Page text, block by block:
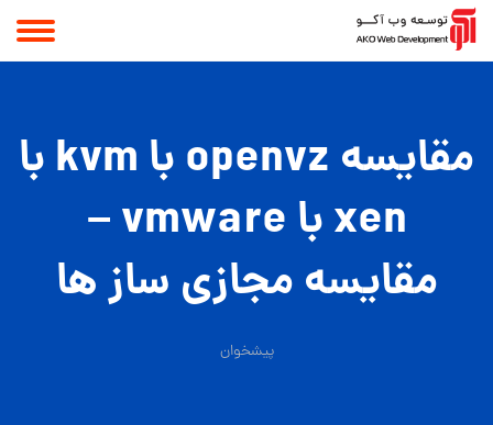
مقایسه openvz با kvm با
xen با vmware –
مقایسه مجازی ساز ها
پیشخوان